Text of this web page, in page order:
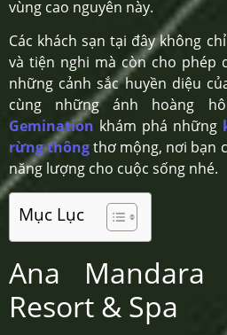
vùng cao nguyên này.
Các khách sạn tại đây không
và tiện nghi mà còn cho phép
những cảnh sắc huyền diệu
cùng những ánh hoàng
Gemination khám phá những
rừng thôngthơ mộng, nơi bạn
năng lượng cho cuộc sống nhé.
Mục Lục
Ana Mandara
Resort & Spa